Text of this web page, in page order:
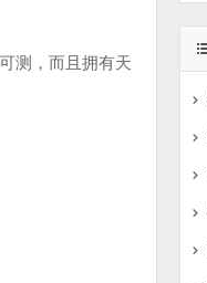
测，而且拥有天